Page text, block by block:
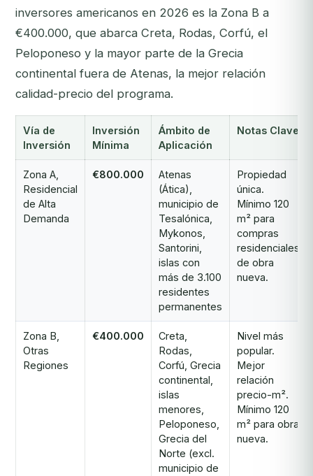
inversores americanos en 2026 es la Zona B a
€400.000, que abarca Creta, Rodas, Corfú, el
Peloponeso y la mayor parte de la Grecia
continental fuera de Atenas, la mejor relación
calidad-precio del programa.
Vía de
Inversión
Inversión
Mínima
Ámbito de
Aplicación
Notas Clave
Zona A,
Residencial
de Alta
Demanda
€800.000
Atenas
(Ática),
municipio de
Tesalónica,
Mykonos,
Santorini,
islas con
más de 3.100
residentes
permanentes
Propiedad
única.
Mínimo 120
m² para
compras
residenciales
de obra
nueva.
Zona B,
Otras
Regiones
€400.000
Creta,
Rodas,
Corfú, Grecia
continental,
islas
menores,
Peloponeso,
Grecia del
Norte (excl.
municipio de
Nivel más
popular.
Mejor
relación
precio-m².
Mínimo 120
m² para obra
nueva.